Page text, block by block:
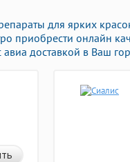
для ярких
приобрести онлайн
доставкой в Ваш